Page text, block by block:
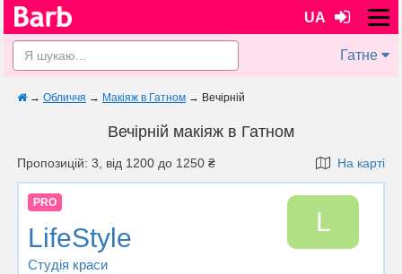
UA
Гатне
→ Обличчя → Макіяж в Гатном → Вечірній
Вечірній макіяж в Гатном
Пропозицій: 3, від 1200 до 1250 ₴ На карті
PRO
LifeStyle
Студія краси
L